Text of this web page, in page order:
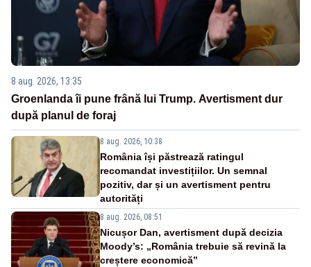
8 aug. 2026, 13:35
Groenlanda îi pune frână lui Trump. Avertisment dur
după planul de foraj
8 aug. 2026, 10:38
România își păstrează ratingul
recomandat investițiilor. Un semnal
pozitiv, dar și un avertisment pentru
autorități
8 aug. 2026, 08:51
Nicușor Dan, avertisment după decizia
Moody’s: „România trebuie să revină la
creștere economică”